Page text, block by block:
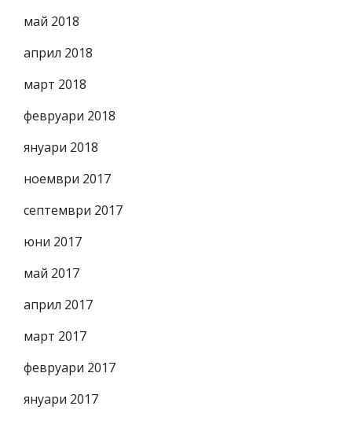
май 2018
април 2018
март 2018
февруари 2018
януари 2018
ноември 2017
септември 2017
юни 2017
май 2017
април 2017
март 2017
февруари 2017
януари 2017